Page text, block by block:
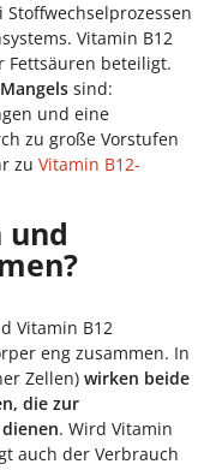
Vitamin B12
Fettsäuren beteiligt.
sind:
und eine
zu große Vorstufen
zuVitamin B12-
und
Vitamin B12
eng zusammen. In
Zellen)wirken beide
die zur
. Wird Vitamin
auch der Verbrauch